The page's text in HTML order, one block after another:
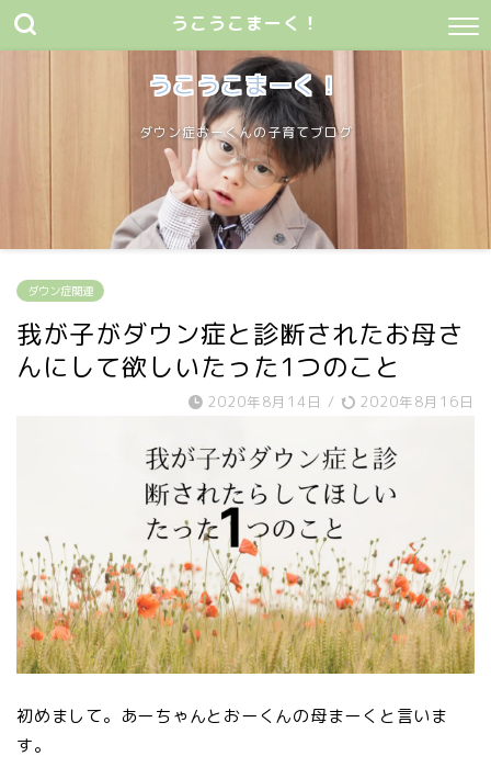
うこうこまーく！
うこうこまーく！
ダウン症おーくんの子育てブログ
ダウン症関連
我が子がダウン症と診断されたお母さ
んにして欲しいたった1つのこと
2020年8月14日 / 2020年8月16日
初めまして。あーちゃんとおーくんの母まーくと言いま
す。